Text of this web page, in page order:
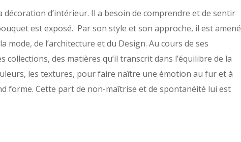
décoration d’intérieur. Il a besoin de comprendre et de sentir
est exposé. Par son style et son approche, il est amené
mode, de l’architecture et du Design. Au cours de ses
collections, des matières qu’il transcrit dans l’équilibre de la
les textures, pour faire naître une émotion au fur et à
forme. Cette part de non-maîtrise et de spontanéité lui est